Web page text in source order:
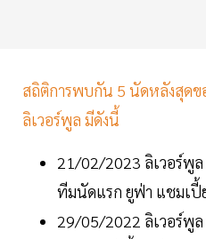
สถิติการพบกัน 5 นัดหลังสุดขอ
ลิเวอร์พูล มีดังนี้
21/02/2023 ลิเวอร์พูล
ทีมนัดแรก ยูฟ่า แชมเปี้
29/05/2022 ลิเวอร์พูล